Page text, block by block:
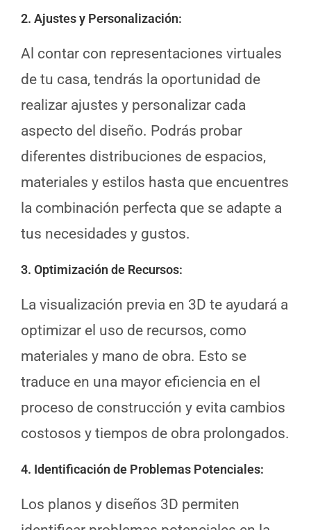
2. Ajustes y Personalización:
Al contar con representaciones virtuales
de tu casa, tendrás la oportunidad de
realizar ajustes y personalizar cada
aspecto del diseño. Podrás probar
diferentes distribuciones de espacios,
materiales y estilos hasta que encuentres
la combinación perfecta que se adapte a
tus necesidades y gustos.
3. Optimización de Recursos:
La visualización previa en 3D te ayudará a
optimizar el uso de recursos, como
materiales y mano de obra. Esto se
traduce en una mayor eficiencia en el
proceso de construcción y evita cambios
costosos y tiempos de obra prolongados.
4. Identificación de Problemas Potenciales:
Los planos y diseños 3D permiten